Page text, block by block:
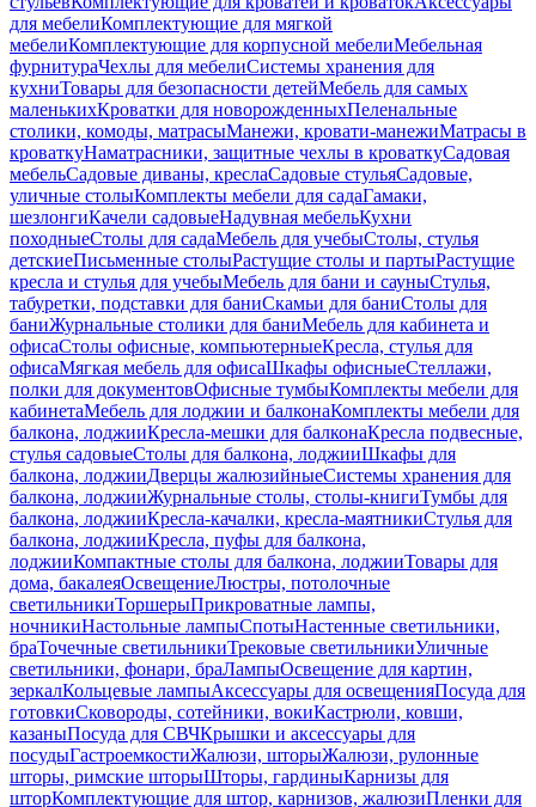
для мебелиКомплектующие для мягкой
мебелиКомплектующие для корпусной мебелиМебельная
фурнитураЧехлы для мебелиСистемы хранения для
кухниТовары для безопасности детейМебель для самых
маленькихКроватки для новорожденныхПеленальные
столики, комоды, матрасыМанежи, кровати-манежиМатрасы в
кроваткуНаматрасники, защитные чехлы в кроваткуСадовая
мебельСадовые диваны, креслаСадовые стульяСадовые,
уличные столыКомплекты мебели для садаГамаки,
шезлонгиКачели садовыеНадувная мебельКухни
походныеСтолы для садаМебель для учебыСтолы, стулья
детскиеПисьменные столыРастущие столы и партыРастущие
кресла и стулья для учебыМебель для бани и сауныСтулья,
табуретки, подставки для баниСкамьи для баниСтолы для
баниЖурнальные столики для баниМебель для кабинета и
офисаСтолы офисные, компьютерныеКресла, стулья для
офисаМягкая мебель для офисаШкафы офисныеСтеллажи,
полки для документовОфисные тумбыКомплекты мебели для
кабинетаМебель для лоджии и балконаКомплекты мебели для
балкона, лоджииКресла-мешки для балконаКресла подвесные,
стулья садовыеСтолы для балкона, лоджииШкафы для
балкона, лоджииДверцы жалюзийныеСистемы хранения для
балкона, лоджииЖурнальные столы, столы-книгиТумбы для
балкона, лоджииКресла-качалки, кресла-маятникиСтулья для
балкона, лоджииКресла, пуфы для балкона,
лоджииКомпактные столы для балкона, лоджииТовары для
дома, бакалеяОсвещениеЛюстры, потолочные
светильникиТоршерыПрикроватные лампы,
ночникиНастольные лампыСпотыНастенные светильники,
браТочечные светильникиТрековые светильникиУличные
светильники, фонари, браЛампыОсвещение для картин,
зеркалКольцевые лампыАксессуары для освещенияПосуда для
готовкиСковороды, сотейники, вокиКастрюли, ковши,
казаныПосуда для СВЧКрышки и аксессуары для
посудыГастроемкостиЖалюзи, шторыЖалюзи, рулонные
шторы, римские шторыШторы, гардиныКарнизы для
шторКомплектующие для штор, карнизов, жалюзиПленки для